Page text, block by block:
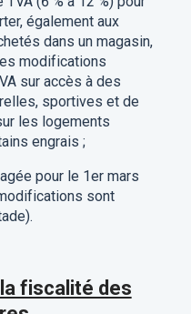
également aux
dans un magasin,
modifications
sur accès à des
sportives et de
les logements
engrais ;
pour le 1er mars
sont
fiscalité des